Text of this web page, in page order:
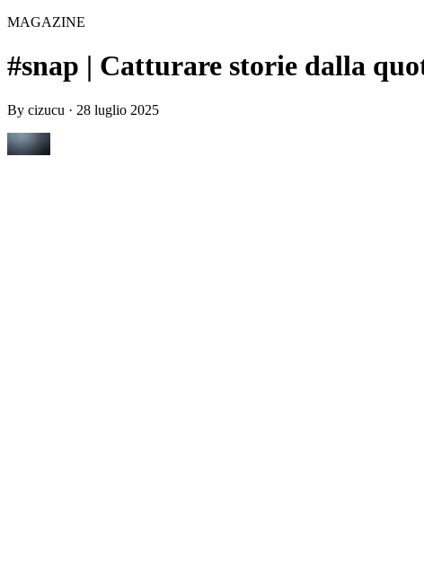
MAGAZINE
#snap | Catturare storie dalla
By cizucu · 28 luglio 2025